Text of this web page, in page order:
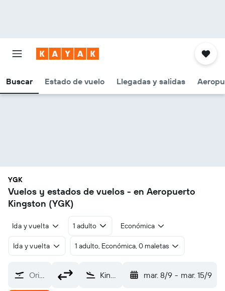
Buscar Estado de vuelo Llegadas y salidas
YGK
Vuelos y estados de vuelos - en Aeropuerto
Kingston (YGK)
Ida y vuelta 1 adulto Económica
Ida y vuelta 1 adulto, Económica, 0 maletas
Origen Kingston (YGK) mar. 8/9 - mar. 15/9